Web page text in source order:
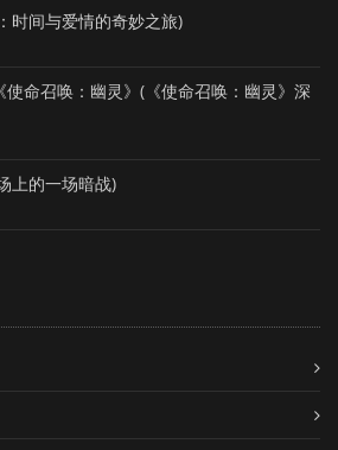
时间与爱情的奇妙之旅)
命召唤：幽灵》(《使命召唤：幽灵》深
上的一场暗战)